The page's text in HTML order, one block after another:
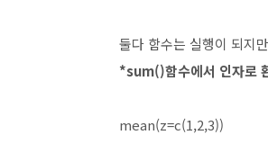
둘다 함수는 실행이 되지
*sum()함수에서 인자로
mean(z=c(1,2,3))